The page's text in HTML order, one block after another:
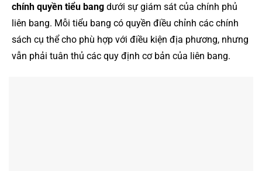
chính quyền tiểu bang dưới sự giám sát của chính phủ
liên bang. Mỗi tiểu bang có quyền điều chỉnh các chính
sách cụ thể cho phù hợp với điều kiện địa phương, nhưng
vẫn phải tuân thủ các quy định cơ bản của liên bang.